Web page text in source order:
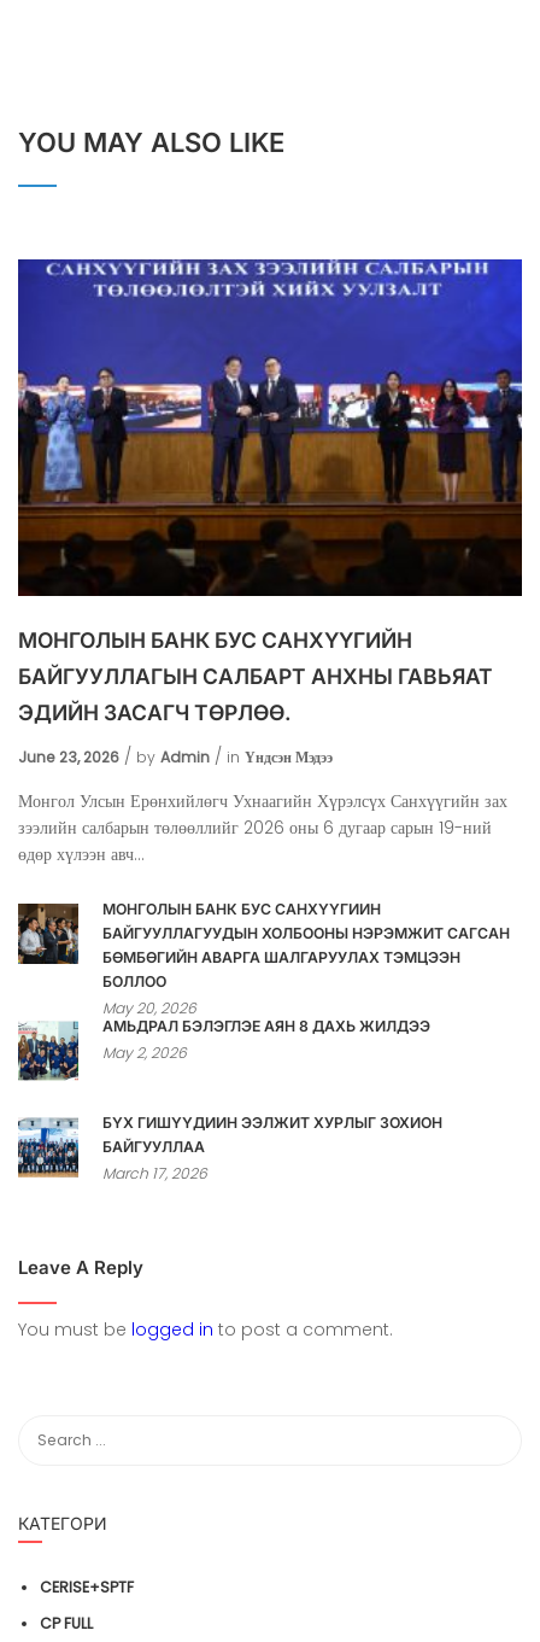
YOU MAY ALSO LIKE
МОНГОЛЫН БАНК БУС САНХҮҮГИЙН
БАЙГУУЛЛАГЫН САЛБАРТ АНХНЫ ГАВЬЯАТ
ЭДИЙН ЗАСАГЧ ТӨРЛӨӨ.
June 23, 2026 by Admin in Үндсэн Мэдээ
Монгол Улсын Ерөнхийлөгч Ухнаагийн Хүрэлсүх Санхүүгийн зах
зээлийн салбарын төлөөллийг 2026 оны 6 дугаар сарын 19-ний
өдөр хүлээн авч...
МОНГОЛЫН БАНК БУС САНХҮҮГИЙН
БАЙГУУЛЛАГУУДЫН ХОЛБООНЫ НЭРЭМЖИТ САГСАН
БӨМБӨГИЙН АВАРГА ШАЛГАРУУЛАХ ТЭМЦЭЭН
БОЛЛОО
May 20, 2026
АМЬДРАЛ БЭЛЭГЛЭЕ АЯН 8 ДАХЬ ЖИЛДЭЭ
May 2, 2026
БҮХ ГИШҮҮДИЙН ЭЭЛЖИТ ХУРЛЫГ ЗОХИОН
БАЙГУУЛЛАА
March 17, 2026
Leave A Reply
You must be logged in to post a comment.
КАТЕГОРИ
CERISE+SPTF
CP FULL